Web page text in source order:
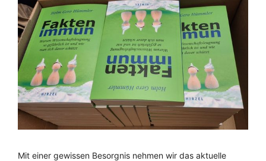
Mit einer gewissen Besorgnis nehmen wir das aktuelle